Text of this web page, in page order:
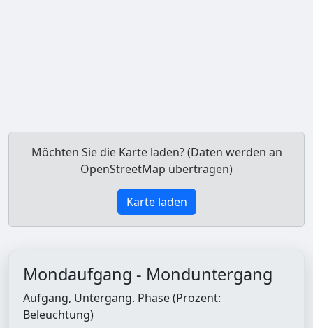
Möchten Sie die Karte laden? (Daten werden an
OpenStreetMap übertragen)
Karte laden
Mondaufgang - Monduntergang
Aufgang, Untergang. Phase (Prozent:
Beleuchtung)